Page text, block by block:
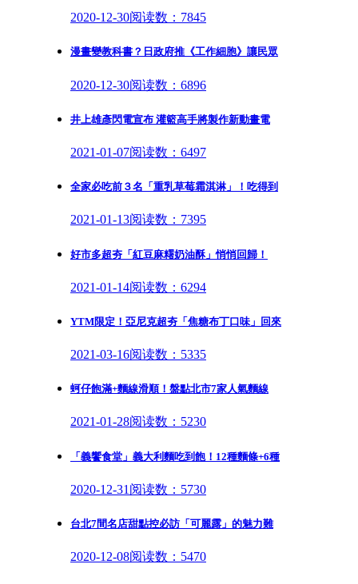
2020-12-30阅读数：7845
漫畫變教科書？日政府推《工作細胞》讓民眾
2020-12-30阅读数：6896
井上雄彥閃電宣布 灌籃高手將製作新動畫電
2021-01-07阅读数：6497
全家必吃前３名「重乳草莓霜淇淋」！吃得到
2021-01-13阅读数：7395
好市多超夯「紅豆麻糬奶油酥」悄悄回歸！
2021-01-14阅读数：6294
YTM限定！亞尼克超夯「焦糖布丁口味」回來
2021-03-16阅读数：5335
蚵仔飽滿+麵線滑順！盤點北市7家人氣麵線
2021-01-28阅读数：5230
「義饗食堂」義大利麵吃到飽！12種麵條+6種
2020-12-31 阅读数：5730
台北7間名店甜點控必訪「可麗露」的魅力難
2020-12-08阅读数：5470